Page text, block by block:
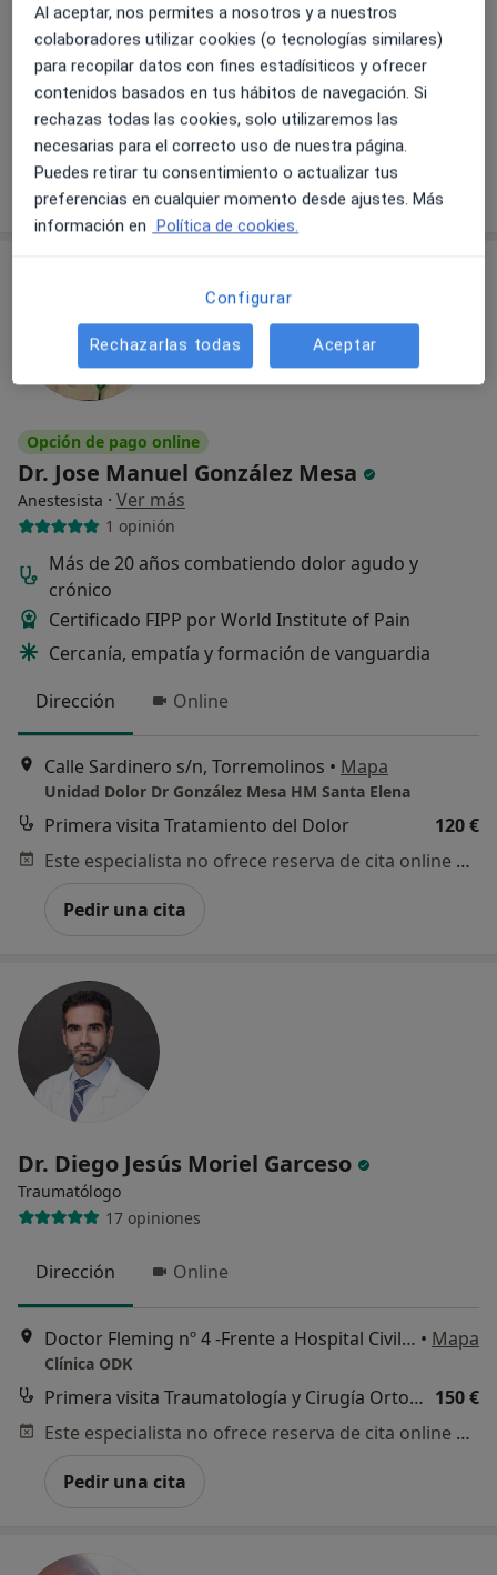
Av. Manuel Fraga Iribarne 15, Torremolinos•Mapa
Clínica Élite Costa del Sol
Primera visita Tratamiento del Dolor
Pedir una cita
Opción de pago online
Dr. Jose Manuel González Mesa
Anestesista · Ver más
1 opinión
Más de 20 años combatiendo dolor agudo y
crónico
Certificado FIPP por World Institute of Pain
Cercanía, empatía y formación de vanguardia
Dirección
Online
Calle Sardinero s/n, Torremolinos • Mapa
Unidad Dolor Dr González Mesa HM Santa Elena
Primera visita Tratamiento del Dolor
120 €
Este especialista no ofrece reserva de cita online en esta dirección.
Pedir una cita
Dr. Diego Jesús Moriel Garceso
Traumatólogo
17 opiniones
Dirección Online
Doctor Fleming nº 4 -Frente a Hospital Civil-, Málaga • Mapa
Clínica ODK
Primera visita Traumatología y Cirugía Ortopédica 150 €
Este especialista no ofrece reserva de cita online en esta dirección.
Pedir una cita
Al aceptar, nos permites a nosotros y a nuestros
colaboradores utilizar cookies (o tecnologías similares)
para recopilar datos con fines estadísiticos y ofrecer
contenidos basados en tus hábitos de navegación. Si
rechazas todas las cookies, solo utilizaremos las
necesarias para el correcto uso de nuestra página.
Puedes retirar tu consentimiento o actualizar tus
preferencias en cualquier momento desde ajustes. Más
información en Política de cookies.
Configurar
Rechazarlas todas Aceptar